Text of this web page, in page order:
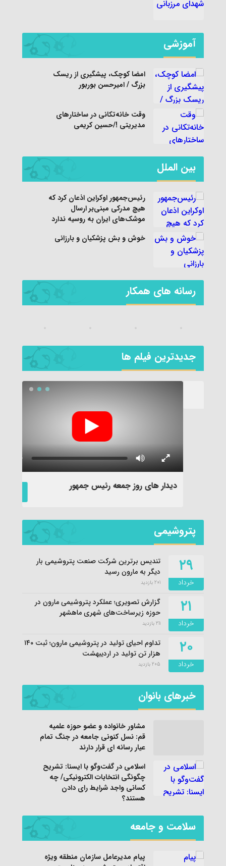
آموزشی
امضا کوچک، پیشگیری از ریسک
بزرگ / امیرحسن بوربور
وقت خانه‌تکانی در ساختارهای
مدیریتی !/حسین کریمی
بین الملل
رئیس‌جمهور اوکراین اذعان کرد که
هیچ مدرکی مبنی‌بر ارسال
موشک‌های ایران به روسیه ندارد
خوش و بش پزشکیان و بارزانی
رسانه های همکار
جديدترين فیلم ها
دیدار های روز جمعه رئیس جمهور
پتروشیمی
۲۹
خرداد
تندیس برترین شرکت صنعت پتروشیمی بار
دیگر به مارون رسید
201 بازدید
۲۱
خرداد
گزارش تصویری؛ عملکرد پتروشیمی مارون در
حوزه زیرساخت‌های شهری ماهشهر
211 بازدید
۲۰
خرداد
تداوم احیای تولید در پتروشیمی مارون؛ ثبت ۱۴۰
هزار تن تولید در اردیبهشت
205 بازدید
خبرهای بانوان
مشاور خانواده و عضو حوزه علمیه
قم: نسل کنونی جامعه در جنگ تمام
عیار رسانه ای قرار دارند
اسلامی در گفت‌وگو با ایسنا: تشریح
چگونگی انتخابات الکترونیکی/ چه
کسانی واجد شرایط رای دادن
هستند؟
سلامت و جامعه
پیام مدیرعامل سازمان منطقه ویژه